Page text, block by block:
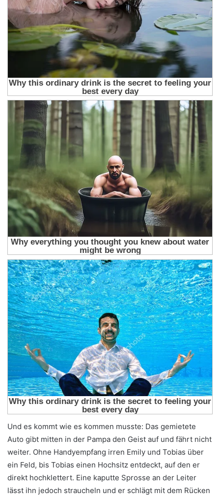
Und es kommt wie es kommen musste: Das gemietete
Auto gibt mitten in der Pampa den Geist auf und fährt nicht
weiter. Ohne Handyempfang irren Emily und Tobias über
ein Feld, bis Tobias einen Hochsitz entdeckt, auf den er
direkt hochklettert. Eine kaputte Sprosse an der Leiter
lässt ihn jedoch straucheln und er schlägt mit dem Rücken